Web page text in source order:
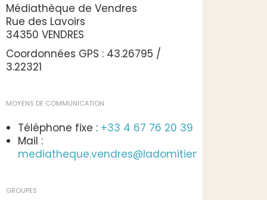
Médiathèque de Vendres
Rue des Lavoirs
34350 VENDRES
Coordonnées GPS : 43.26795 /
3.22321
MOYENS DE COMMUNICATION
Téléphone fixe : +33 4 67 76 20 39
Mail :
mediatheque.vendres@ladomitienne.com
GROUPES